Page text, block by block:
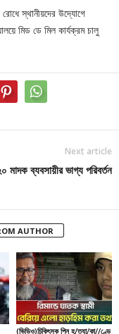
স্থানীয়দের উদ্যোগে
মিড ডে মিল কার্যক্রম চালু
Next article
মাদক ব্যবসায়ীর ভাগ্য পরিবর্তন
AUTHOR
(ভিডিও)চিকিৎসক পিনু হ/ত্যা/কা//ণ্ডে